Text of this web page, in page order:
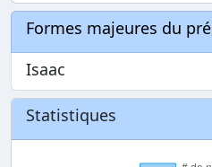
Formes majeures du
Isaac
Statistiques